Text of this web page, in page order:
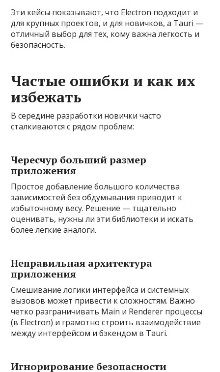
Эти кейсы показывают, что Electron подходит и
для крупных проектов, и для новичков, а Tauri —
отличный выбор для тех, кому важна легкость и
безопасность.
Частые ошибки и как их
избежать
В середине разработки новички часто
сталкиваются с рядом проблем:
Чересчур больший размер
приложения
Простое добавление большого количества
зависимостей без обдумывания приводит к
избыточному весу. Решение — тщательно
оценивать, нужны ли эти библиотеки и искать
более легкие аналоги.
Неправильная архитектура
приложения
Смешивание логики интерфейса и системных
вызовов может привести к сложностям. Важно
четко разграничивать Main и Renderer процессы
(в Electron) и грамотно строить взаимодействие
между интерфейсом и бэкендом в Tauri.
Игнорирование безопасности